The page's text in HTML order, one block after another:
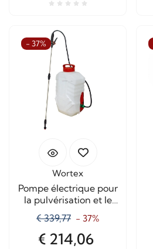
- 37%
Wortex
Pompe électrique pour
la pulvérisation et le
désherbage 18V - 2,2
Ah - 16 litres
€ 339,77 - 37%
€ 214,06